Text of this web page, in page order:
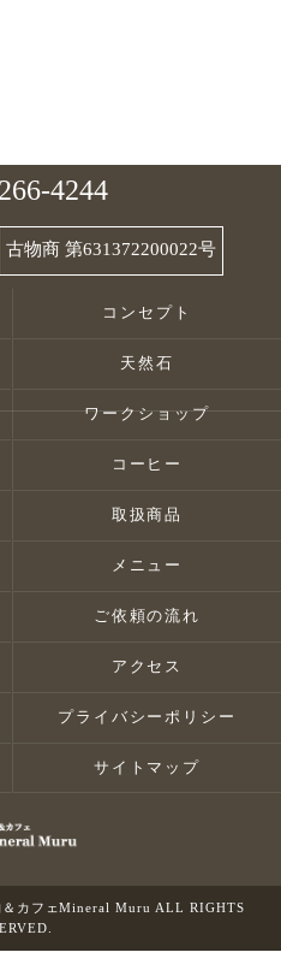
4244
古物商 第631372200022号
コンセプト
天然石
ワークショップ
コーヒー
取扱商品
メニュー
ご依頼の流れ
アクセス
プライバシーポリシー
サイトマップ
カフェMineral Muru ALL RIGHTS